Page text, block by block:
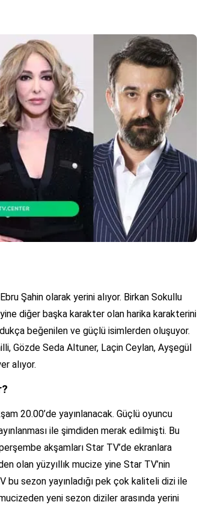
Şahin olarak yerini alıyor. Birkan Sokullu
diğer başka karakter olan harika karakterini
beğenilen ve güçlü isimlerden oluşuyor.
Gözde Seda Altuner, Laçin Ceylan, Ayşegül
alıyor.
20.00’de yayınlanacak. Güçlü oyuncu
ile şimdiden merak edilmişti. Bu
akşamları Star TV’de ekranlara
olan yüzyıllık mucize yine Star TV’nin
bu sezon yayınladığı pek çok kaliteli dizi ile
yeni sezon diziler arasında yerini